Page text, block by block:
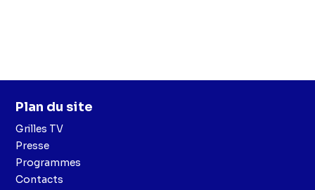
Plan du site
Grilles TV
Presse
Programmes
Contacts